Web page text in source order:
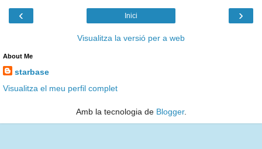
‹ ›
Inici
Visualitza la versió per a web
About Me
starbase
Visualitza el meu perfil complet
Amb la tecnologia de Blogger.